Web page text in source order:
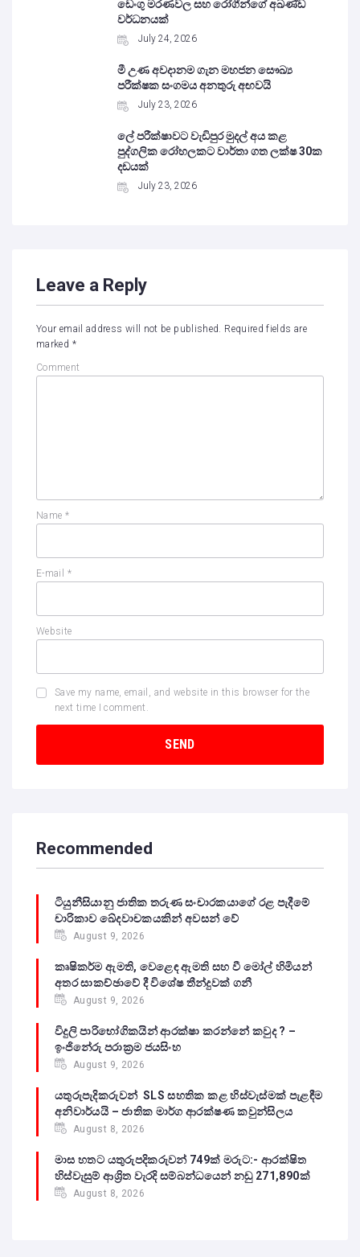
ඩෙංගු මරණවල සහ රෝගීන්ගේ අඛණ්ඩ
වර්ධනයක්
July 24, 2026
මී උණ අවදානම ගැන මහජන සෞඛ්‍ය
පරීක්ෂක සංගමය අනතුරු අඟවයි
July 23, 2026
ලේ පරීක්ෂාවට වැඩිපුර මුදල් අය කළ
පුද්ගලික රෝහලකට වාර්තා ගත ලක්ෂ 30ක
දඩයක්
July 23, 2026
Leave a Reply
Your email address will not be published. Required fields are
marked *
Comment
Name *
E-mail *
Website
Save my name, email, and website in this browser for the
next time I comment.
Recommended
ටියුනීසියානු ජාතික තරුණ සංචාරකයාගේ රළ පැදීමේ
චාරිකාව ඛේදවාචකයකින් අවසන් වේ‍
August 9, 2026
කෘෂිකර්ම ඇමති, වෙළෙඳ ඇමති සහ වී මෝල් හිමියන්
අතර සාකච්ඡාවේ දී විශේෂ තීන්දුවක් ගනී
August 9, 2026
විදුලි පාරිභෝගිකයින් ආරක්ෂා කරන්නේ කවුද ? –
ඉංජිනේරු පරාක්‍රම ජයසිංහ
August 9, 2026
යතුරුපැදිකරුවන් SLS සහතික කළ හිස්වැස්මක් පැළඳීම
අනිවාර්යයි – ජාතික මාර්ග ආරක්ෂණ කවුන්සිලය
August 8, 2026
මාස හතට යතුරුපදිකරුවන් 749ක් මරුට:- ආරක්ෂිත
හිස්වැසුම් ආශ්‍රිත වැරදි සම්බන්ධයෙන් නඩු 271,890ක්
August 8, 2026